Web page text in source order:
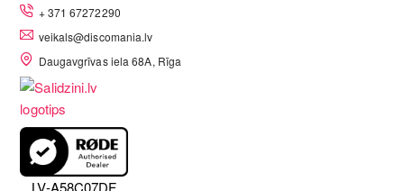
+ 371 67272290
veikals@discomania.lv
Daugavgrīvas iela 68A, Rīga